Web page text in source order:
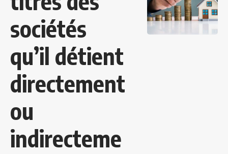
sociétés
qu’il détient
directement
ou
indirecteme